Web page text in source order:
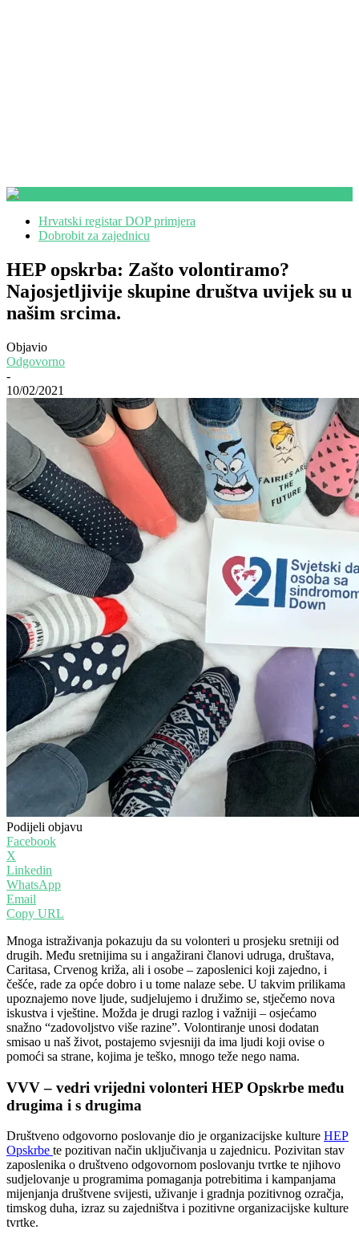
Hrvatski registar DOP primjera
Dobrobit za zajednicu
HEP opskrba: Zašto volontiramo?
Najosjetljivije skupine društva uvijek su u
našim srcima.
Objavio
Odgovorno
-
10/02/2021
Podijeli objavu
Facebook
X
Linkedin
WhatsApp
Email
Copy URL
Mnoga istraživanja pokazuju da su volonteri u prosjeku sretniji od
drugih. Među sretnijima su i angažirani članovi udruga, društava,
Caritasa, Crvenog križa, ali i osobe – zaposlenici koji zajedno, i
češće, rade za opće dobro i u tome nalaze sebe. U takvim prilikama
upoznajemo nove ljude, sudjelujemo i družimo se, stječemo nova
iskustva i vještine. Možda je drugi razlog i važniji – osjećamo
snažno “zadovoljstvo više razine”. Volontiranje unosi dodatan
smisao u naš život, postajemo svjesniji da ima ljudi koji ovise o
pomoći sa strane, kojima je teško, mnogo teže nego nama.
VVV– vedri vrijedni volonteri HEP Opskrbe među
drugima i s drugima
Društveno odgovorno poslovanje dio je organizacijske kulture HEP
Opskrbe te pozitivan način uključivanja u zajednicu. Pozivitan stav
zaposlenika o društveno odgovornom poslovanju tvrtke te njihovo
sudjelovanje u programima pomaganja potrebitima i kampanjama
mijenjanja društvene svijesti, uživanje i gradnja pozitivnog ozračja,
timskog duha, izraz su zajedništva i pozitivne organizacijske kulture
tvrtke.